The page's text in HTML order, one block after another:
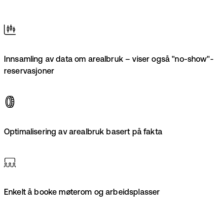
Innsamling av data om arealbruk – viser også "no-show"-
reservasjoner
Optimalisering av arealbruk basert på fakta
Enkelt å booke møterom og arbeidsplasser